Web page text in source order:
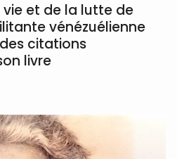
vie et de la lutte de
vénézuélienne
citations
livre